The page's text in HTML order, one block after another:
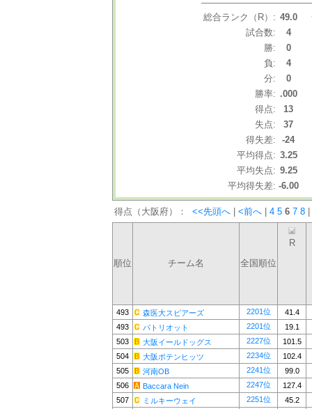
総合ランク（R）: 49.0
試合数:
4
勝:
0
負:
4
分:
0
勝率: .000
得点:
13
失点:
37
得失差:
-24
平均得点: 3.25
平均失点: 9.25
平均得失差: -6.00
得点（大阪府）： <<先頭へ <前へ 4 5 6 7 8
順位 チーム名 全国順位
R
493 森医大スピアーズ 2201位
41.4
493
パトリオット 2201位
19.1
503
大阪イールドッグス 2227位
101.5
504
大阪ポテンヒッツ 2234位
102.4
505
河南OB 2241位
99.0
506
Baccara Nein 2247位
127.4
507
ミルキーウェイ 2251位
45.2